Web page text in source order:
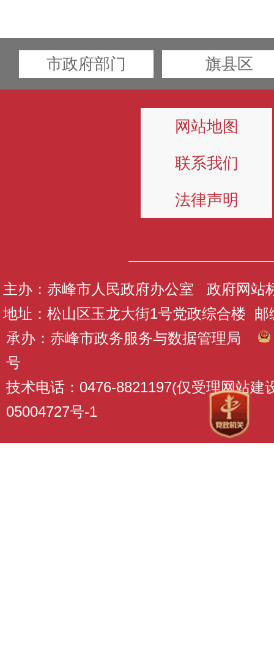
市政府部门 旗县区
网站地图
联系我们
法律声明
主办：赤峰市人民政府办公室 政府网站
地址：松山区玉龙大街1号党政综合楼 邮
承办：赤峰市政务服务与数据管理局
号
技术电话：0476-8821197(仅受理网站建
05004727号-1